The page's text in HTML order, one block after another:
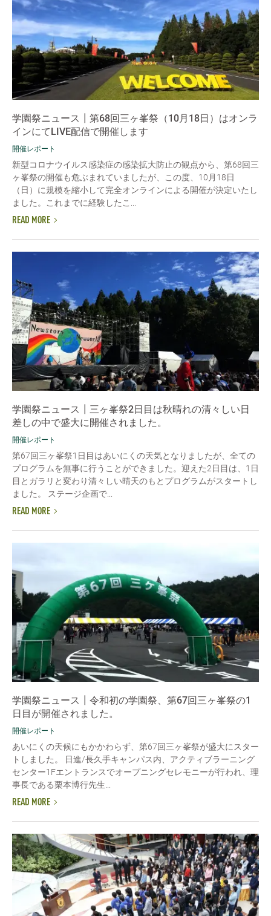
学園祭ニュース┃第68回三ヶ峯祭（10月18日）はオンラ
インにてLIVE配信で開催します
開催レポート
新型コロナウイルス感染症の感染拡大防止の観点から、第68回三
ヶ峯祭の開催も危ぶまれていましたが、この度、10月18日
（日）に規模を縮小して完全オンラインによる開催が決定いたし
ました。これまでに経験したこ...
READ MORE
学園祭ニュース┃三ヶ峯祭2日目は秋晴れの清々しい日
差しの中で盛大に開催されました。
開催レポート
第67回三ヶ峯祭1日目はあいにくの天気となりましたが、全ての
プログラムを無事に行うことができました。迎えた2日目は、1日
目とガラリと変わり清々しい晴天のもとプログラムがスタートし
ました。 ステージ企画で...
READ MORE
学園祭ニュース┃令和初の学園祭、第67回三ヶ峯祭の1
日目が開催されました。
開催レポート
あいにくの天候にもかかわらず、第67回三ヶ峯祭が盛大にスター
トしました。 日進/長久手キャンパス内、アクティブラーニング
センター1Fエントランスでオープニングセレモニーが行われ、理
事長である栗本博行先生...
READ MORE